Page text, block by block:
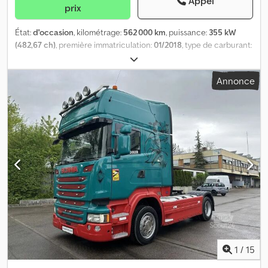
prix
État:d'occasion, kilométrage: 562 000 km, puissance: 355 kW
(482,67 ch), première immatriculation:01/2018, type de carburant:
, configuration d'essieux:
prochaine inspection (TÜV):01/2027, couleur:bleu, type
automatique, classe d'émission:
, Année de
2018, Équipement:ABS, climatisation, filtre à
particules, programme électronique de stabilité (ESP)
Informations en français : Informations supplémentaires : *
Charge utile : 12 177 kg * Hauteur : 3 950 mm * Largeur : 2 600 mm
Crjdpjy Svp Eefx Al Ief * Longueur : 6 000 mm * Type | Essieu avant
: Continental R * Taille des pneus | Essieu avant : 385/55 R22,5 *
Profondeur de la bande de roulement à l’intérieur gauche |
Essieu avant : 20 % * Profondeur de la bande de roulement à
l’intérieur droite | Essieu avant : 20 % * Charge maximale par
essieu | Essieu avant : 8 000 kg * Type | Essieu arrière : Goodyear R
* Taille des pneus | Essieu arrière : 315/70 R22,5 * Profondeur de la
bande de roulement à l’extérieur gauche | Essieu arrière : 20 % *
Profondeur de la bande de roulement à l’intérieur gauche |
Essieu arrière : 20 % * Profondeur de la bande de roulement à
Annonce
1 / 15